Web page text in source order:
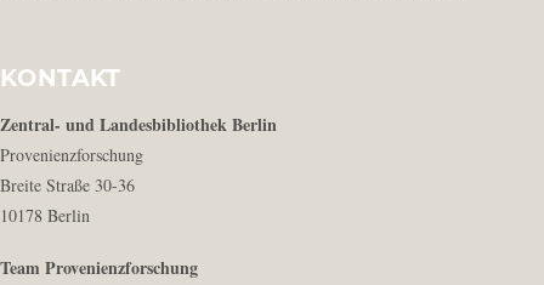
KONTAKT
Zentral- und Landesbibliothek Berlin
Provenienzforschung
Breite Straße 30-36
10178 Berlin
Team Provenienzforschung